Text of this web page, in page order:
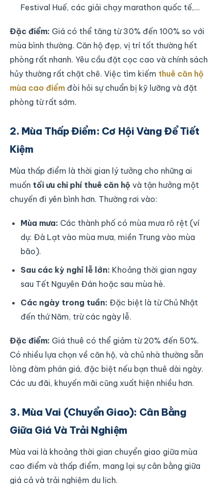
Festival Huế, các giải chạy marathon quốc tế,…
Đặc điểm: Giá có thể tăng từ 30% đến 100% so với
mùa bình thường. Căn hộ đẹp, vị trí tốt thường hết
phòng rất nhanh. Yêu cầu đặt cọc cao và chính sách
hủy thường rất chặt chẽ. Việc tìm kiếm thuê căn hộ
mùa cao điểm đòi hỏi sự chuẩn bị kỹ lưỡng và đặt
phòng từ rất sớm.
2. Mùa Thấp Điểm: Cơ Hội Vàng Để Tiết
Kiệm
Mùa thấp điểm là thời gian lý tưởng cho những ai
muốn tối ưu chi phí thuê căn hộ và tận hưởng một
chuyến đi yên bình hơn. Thường rơi vào:
Mùa mưa: Các thành phố có mùa mưa rõ rệt (ví
dụ: Đà Lạt vào mùa mưa, miền Trung vào mùa
bão).
Sau các kỳ nghỉ lễ lớn: Khoảng thời gian ngay
sau Tết Nguyên Đán hoặc sau mùa hè.
Các ngày trong tuần: Đặc biệt là từ Chủ Nhật
đến thứ Năm, trừ các ngày lễ.
Đặc điểm: Giá thuê có thể giảm từ 20% đến 50%.
Có nhiều lựa chọn về căn hộ, và chủ nhà thường sẵn
lòng đàm phán giá, đặc biệt nếu bạn thuê dài ngày.
Các ưu đãi, khuyến mãi cũng xuất hiện nhiều hơn.
3. Mùa Vai (Chuyển Giao): Cân Bằng
Giữa Giá Và Trải Nghiệm
Mùa vai là khoảng thời gian chuyển giao giữa mùa
cao điểm và thấp điểm, mang lại sự cân bằng giữa
giá cả và trải nghiệm du lịch.